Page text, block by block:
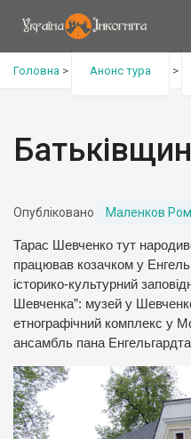
Головна > Анонс тура >
Опубліковано Маленков
Тарас Шевченко тут
працював козачком у
історико-культурний
Шевченка”: музей у
етнографічний комплекс у
ансамбль пана